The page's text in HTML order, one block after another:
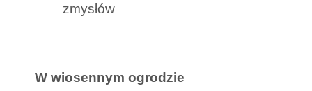
zmysłów
W wiosennym ogrodzie